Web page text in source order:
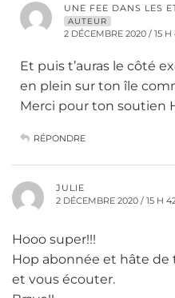
UNE FEE DANS LES
AUTEUR
2 DÉCEMBRE 2020 / 15 H
Et puis t’auras le côté
en plein sur ton île
Merci pour ton soutien
RÉPONDRE
JULIE
2 DÉCEMBRE 2020 / 15 H
Hooo super!!!
Hop abonnée et hâte de
et vous écouter.